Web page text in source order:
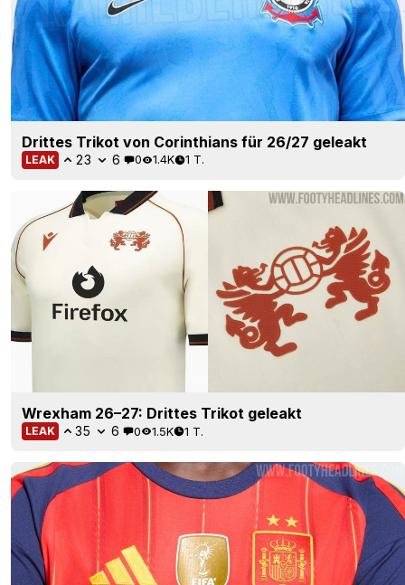
Drittes Trikot von Corinthians für 26/27 geleakt
LEAK 23 6 0 1.4K 1 T.
Wrexham 26–27: Drittes Trikot geleakt
LEAK 35 6 0 1.5K 1 T.